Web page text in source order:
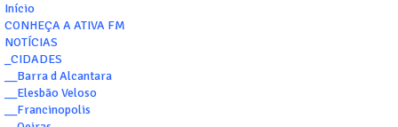
Início
CONHEÇA A ATIVA FM
NOTÍCIAS
_CIDADES
__Barra d Alcantara
__Elesbão Veloso
__Francinopolis